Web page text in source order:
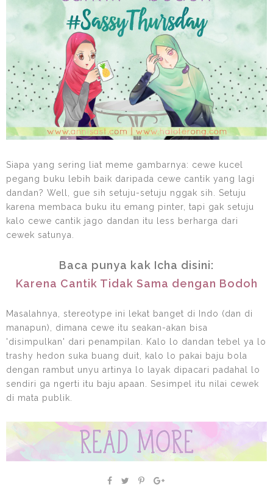
Siapa yang sering liat meme gambarnya: cewe kucel
pegang buku lebih baik daripada cewe cantik yang lagi
dandan? Well, gue sih setuju-setuju nggak sih. Setuju
karena membaca buku itu emang pinter, tapi gak setuju
kalo cewe cantik jago dandan itu less berharga dari
cewek satunya.
Baca punya kak Icha disini:
Karena Cantik Tidak Sama dengan Bodoh
Masalahnya, stereotype ini lekat banget di Indo (dan di
manapun), dimana cewe itu seakan-akan bisa
'disimpulkan' dari penampilan. Kalo lo dandan tebel ya lo
trashy hedon suka buang duit, kalo lo pakai baju bola
dengan rambut unyu artinya lo layak dipacari padahal lo
sendiri ga ngerti itu baju apaan. Sesimpel itu nilai cewek
di mata publik.